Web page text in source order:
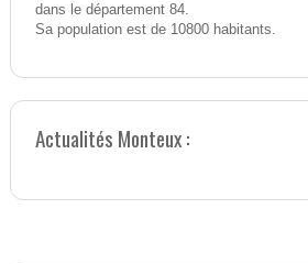
dans le département 84.
Sa population est de 10800 habitants.
Actualités Monteux :